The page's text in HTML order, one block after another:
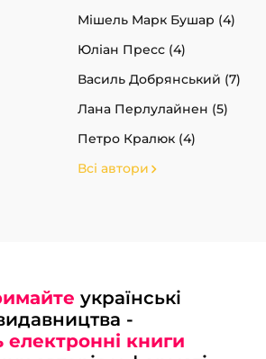
Мішель Марк Бушар (4)
Юліан Пресс (4)
Василь Добрянський (7)
Лана Перлулайнен (5)
Петро Кралюк (4)
Всі автори
українські
-
електронні книги